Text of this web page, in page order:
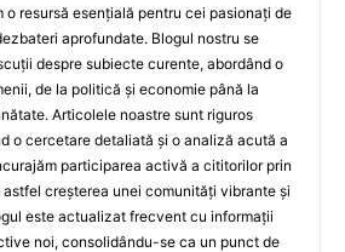
o resursă esențială pentru cei pasionați de
aprofundate. Blogul nostru se
despre subiecte curente, abordând o
de la politică și economie până la
Articolele noastre sunt riguros
o cercetare detaliată și o analiză acută a
participarea activă a cititorilor prin
creșterea unei comunități vibrante și
este actualizat frecvent cu informații
noi, consolidându-se ca un punct de